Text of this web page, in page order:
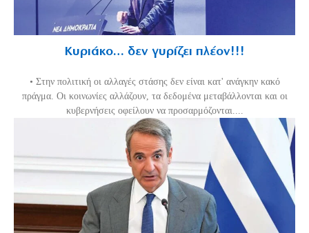
Κυριάκο… δεν γυρίζει πλέον!!!
• Στην πολιτική οι αλλαγές στάσης δεν είναι κατ' ανάγκην κακό
πράγμα. Οι κοινωνίες αλλάζουν, τα δεδομένα μεταβάλλονται και οι
κυβερνήσεις οφείλουν να προσαρμόζονται....